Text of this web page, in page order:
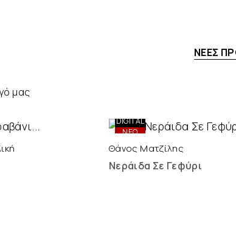
μας
ΝΈΕΣ
ΝΕΟ
DIGITAL
Θάνος Ματζίλης
Νεράιδα Σε Γεφύρι